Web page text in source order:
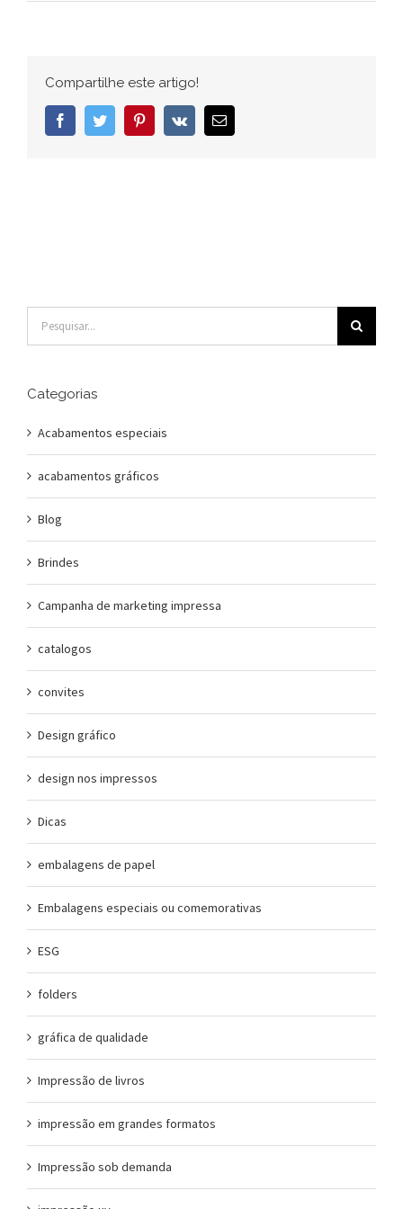
corgraf_LOGO_192px
Compartilhe este artigo!
FacebookTwitter PinterestVk
E-
mail
resultados
Categorias
Acabamentos especiais
acabamentos gráficos
Blog
Brindes
Campanha de marketing impressa
catalogos
convites
Design gráfico
design nos impressos
Dicas
embalagens de papel
Embalagens especiais ou comemorativas
ESG
folders
gráfica de qualidade
Impressão de livros
impressão em grandes formatos
Impressão sob demanda